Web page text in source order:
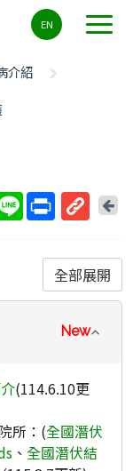
EN
介紹
短
網
回
全部展開
New
(114.6.10更
所：(全國潛伏
、 全國潛伏結